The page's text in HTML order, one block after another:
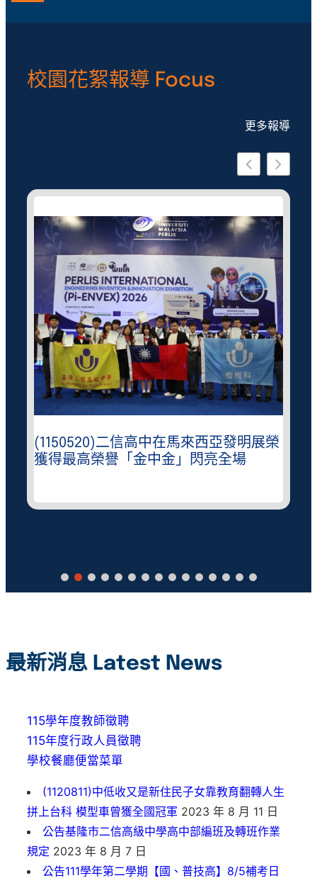
校園花絮報導 Focus
更多報導
(1150520)二信高中在馬來西亞發明展榮
獲得最高榮譽「金中金」閃亮全場
最新消息 Latest News
115學年度教師徵聘
115年度行政人員徵聘
學校餐廳便當菜單
(1120811)中低收又是新住民子女靠教育翻轉人生
拼上台科 模型車曾獲全國冠軍 2023 年 8 月 11 日
公告基隆市二信高級中學高中部編班及轉班作業
規定 2023 年 8 月 7 日
公告111學年第二學期【國、普技高】8/5補考日